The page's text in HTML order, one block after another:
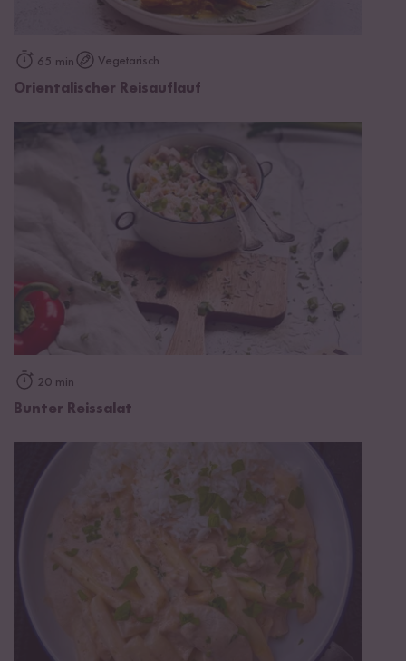
65 min Vegetarisch
Orientalischer Reisauflauf
20 min
Bunter Reissalat